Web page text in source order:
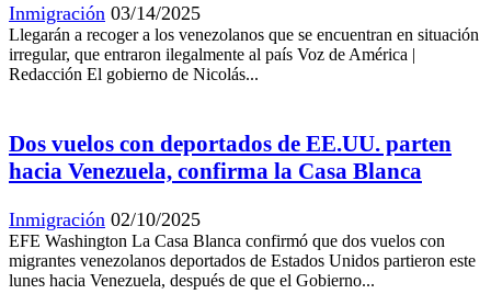
Inmigración 03/14/2025
Llegarán a recoger a los venezolanos que se encuentran en situación
irregular, que entraron ilegalmente al país Voz de América |
Redacción El gobierno de Nicolás...
Dos vuelos con deportados de EE.UU. parten
hacia Venezuela, confirma la Casa Blanca
Inmigración 02/10/2025
EFE Washington La Casa Blanca confirmó que dos vuelos con
migrantes venezolanos deportados de Estados Unidos partieron este
lunes hacia Venezuela, después de que el Gobierno...